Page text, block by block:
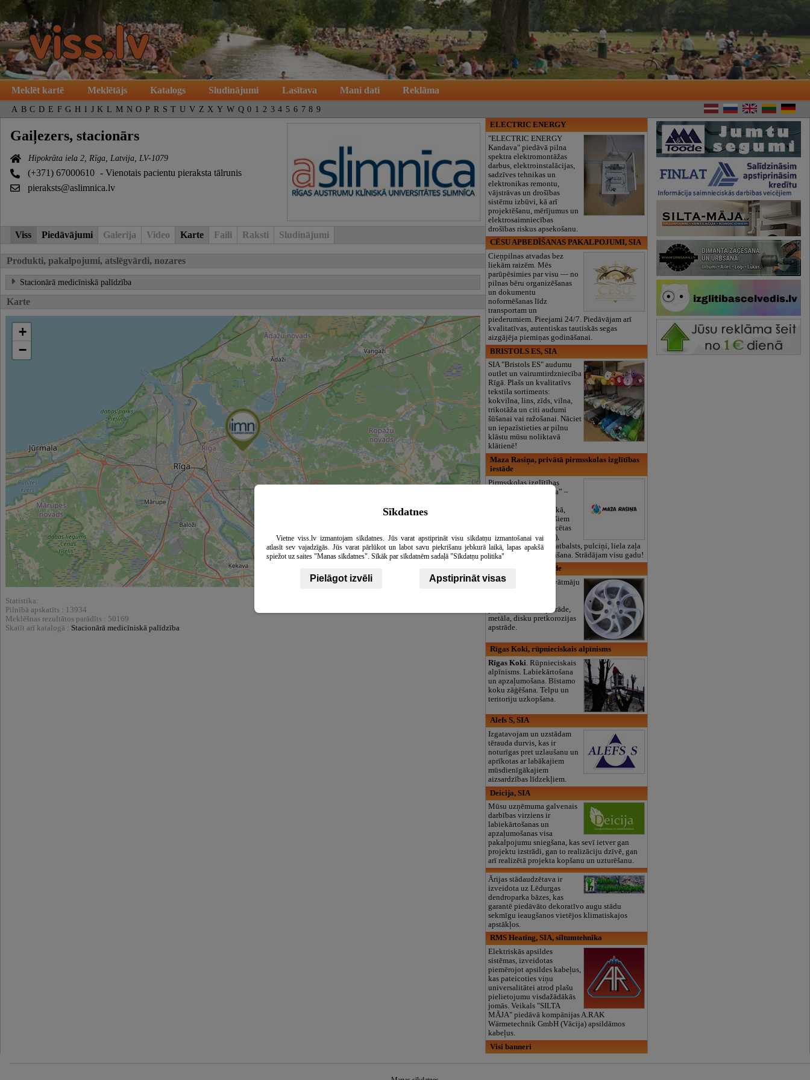
Meklēt kartē Meklētājs Katalogs Sludinājumi Lasītava Mani dati Reklāma
A B C D E F G H I J K L M N O P R S T U V Z X Y W Q 0 1 2 3 4 5 6 7 8 9
Gaiļezers, stacionārs
Hipokrāta iela 2, Rīga, Latvija, LV-1079
(+371) 67000610 - Vienotais pacientu pieraksta tālrunis
pieraksts@aslimnica.lv
Viss Piedāvājumi Galerija Video Karte Faili Raksti Sludinājumi
Produkti, pakalpojumi, atslēgvārdi, nozares
Stacionārā medicīniskā palīdzība
Karte
+
−
Leaflet OpenStreetMapcontributors
Statistika:
Pilnībā apskatīts : 13934
Meklēšnas rezultātos parādīts : 50169
Skatīt arī katalogā : Stacionārā medicīniskā palīdzība
ELECTRIC ENERGY
"ELECTRIC ENERGY
Kandava" piedāvā pilna
spektra elektromontāžas
darbus, elektroinstalācijas,
sadzīves tehnikas un
elektronikas remontu,
vājstrāvas un drošības
sistēmu izbūvi, kā arī
projektēšanu, mērījumus un
elektrosaimniecības
drošības riskus apsekošanu.
CĒSU APBEDĪŠANAS PAKALPOJUMI, SIA
Cieņpilnas atvadas bez
liekām raizēm. Mēs
parūpēsimies par visu — no
pilnas bēru organizēšanas
un dokumentu
noformēšanas līdz
transportam un
piederumiem. Pieejami 24/7. Piedāvājam arī
kvalitatīvas, autentiskas tautiskās segas
aizgājēja piemiņas godināšanai.
BRISTOLS ES, SIA
SIA "Bristols ES" audumu
outlet un vairumtirdzniecība
Rīgā. Plašs un kvalitatīvs
tekstila sortiments:
kokvilna, lins, zīds, vilna,
trikotāža un citi audumi
šūšanai vai ražošanai. Nāciet
un iepazīstieties ar pilnu
klāstu mūsu noliktavā
klātienē!
Maza Rasiņa, privātā pirmsskolas izglītības
iestāde
Pirmsskolas izglītības
iestāde “Maza Rasiņa” –
Pārdaugavā, Zasulaukā,
bērniem no 10 mēnešiem
līdz 6 gadiem. Licencētas
programmas (LV/RU),
logopēds, speciālais atbalsts, pulciņi, liela zaļa
teritorija un 3x ēdināšana. Strādājam visu gadu!
VI&P, metālapstrāde
Interjera dizains. Privātmāju
projektus. Metālapstrāde,
metāla, disku pretkorozijas
apstrāde.
Rīgas Koki, rūpnieciskais alpīnisms
Rīgas Koki . Rūpnieciskais
alpīnisms. Labiekārtošana
un apzaļumošana. Bīstamo
koku zāģēšana. Telpu un
teritoriju uzkopšana.
Alefs S, SIA
Izgatavojam un uzstādam
tērauda durvis, kas ir
noturīgas pret uzlaušanu un
aprīkotas ar labākajiem
mūsdienīgākajiem
aizsardzības līdzekļiem.
Deicija, SIA
Mūsu uzņēmuma galvenais
darbības virziens ir
labiekārtošanas un
apzaļumošanas visa
pakalpojumu sniegšana, kas sevī ietver gan
projektu izstrādi, gan to realizāciju dzīvē, gan
arī realizētā projekta kopšanu un uzturēšanu.
Ārijas stādaudzētava ir
izveidota uz Lēdurgas
dendroparka bāzes, kas
garantē piedāvāto dekoratīvo augu stādu
sekmīgu ieaugšanos vietējos klimatiskajos
apstākļos.
RMS Heating, SIA, siltumtehnika
Elektriskās apsildes
sistēmas, izveidotas
piemērojot apsildes kabeļus,
kas pateicoties viņu
universalitātei atrod plašu
pielietojumu visdažādākās
jomās. Veikals "SILTA
MĀJA" piedāvā kompānijas A.RAK
Wärmetechnik GmbH (Vācija) apsildāmos
kabeļus.
Visi banneri
Sīkdatnes
Vietne viss.lv izmantojam sīkdatnes. Jūs varat apstiprināt visu sīkdatņu izmantošanai vai
atlasīt sev vajadzīgās. Jūs varat pārlūkot un labot savu piekrišanu jebkurā laikā, lapas apakšā
spiežot uz saites "Manas sīkdatnes". Sīkāk par sīkdatnēm sadaļā "Sīkdatņu politika"
Pielāgot izvēli Apstiprināt visas